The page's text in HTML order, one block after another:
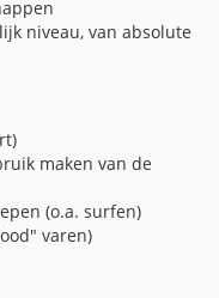
niveau, van absolute
maken van de
(o.a. surfen)
varen)